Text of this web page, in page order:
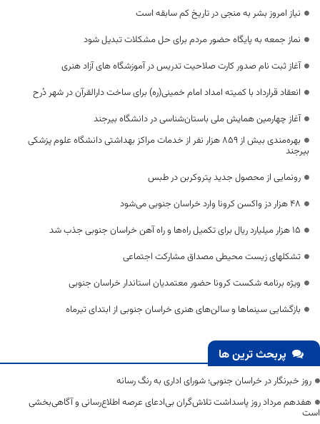
نیاز امروز بشر به منجی در تاریخ کم سابقه است
نماز جمعه به پایگاه حضور مردم برای حل مشکلات تبدیل شود
آغاز ثبت نام صدور کارت صلاحیت تدریس در آموزشگاه های آزاد هنری
انعقاد قرارداد با کمیته امداد امام خمینی(ره) برای ساخت دارالقرآن در شهر دُرح
آغاز چهارمین همایش ملی باستان‌شناسی در دانشگاه بیرجند
بهره‌مندی بیش از ۸۵۹ هزار نفر از خدمات مراکز بهداشتی دانشگاه علوم پزشکی
بیرجند
رونمایی از محصول جدید پتروکربن در طبس
۴۸ هزار دز واکسن کرونا وارد خراسان جنوبی می‌شود
۱۵ هزار میلیارد ریال برای تکمیل راه‌ها و راه آهن خراسان جنوبی جذب شد
تشکلهای زیست محیطی مصداق مشارکت اجتماعی
ویژه برنامه شکست کرونا حضور معتمدیان استاندار خراسان جنوبی
بازگشایی سینما‌ها و سالن‌های هنری خراسان جنوبی از ابتدای تیرماه
پربحث ترین ها
روز خبرنگار در خراسان جنوبی؛ شورای اداری به رنگ رسانه
هفدهم مرداد روز پاسداشت تلاش‌گران بی‌ادعای عرصه اطلاع‌رسانی و آگاهی‌بخشی
است